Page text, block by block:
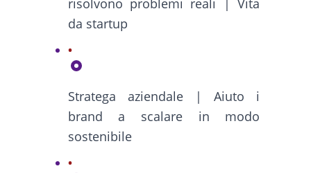
risolvono problemi reali | Vita
da startup
Stratega aziendale | Aiuto i
brand a scalare in modo
sostenibile